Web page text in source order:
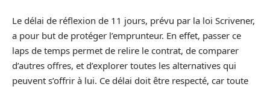
Le délai de réflexion de 11 jours, prévu par la loi Scrivener,
a pour but de protéger l’emprunteur. En effet, passer ce
laps de temps permet de relire le contrat, de comparer
d’autres offres, et d’explorer toutes les alternatives qui
peuvent s’offrir à lui. Ce délai doit être respecté, car toute